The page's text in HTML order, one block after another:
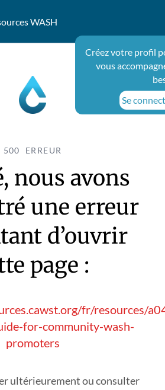
WASH
Créez votre profil
vous
Se
500 ERREUR
nous avons
une erreur
d’ouvrir
page :
fr/resources/
for-community-wash-
promoters
ultérieurement ou consulter